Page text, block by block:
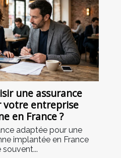
une assurance
votre entreprise
en France ?
adaptée pour une
implantée en France
souvent...